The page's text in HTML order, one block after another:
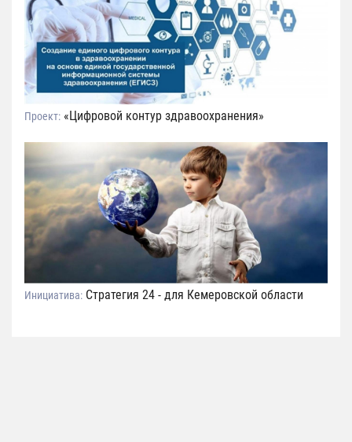
Проект: «Цифровой контур здравоохранения»
Инициатива: Стратегия 24 - для Кемеровской области